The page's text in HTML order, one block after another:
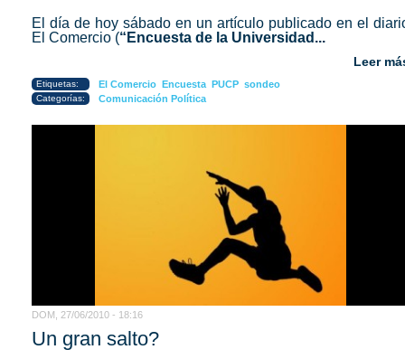
El día de hoy sábado en un artículo publicado en el
El Comercio (“Encuesta de la Universidad...
Leer
Etiquetas: El Comercio Encuesta PUCP sondeo
Categorías: Comunicación Política
DOM, 27/06/2010 - 18:16
Un gran salto?